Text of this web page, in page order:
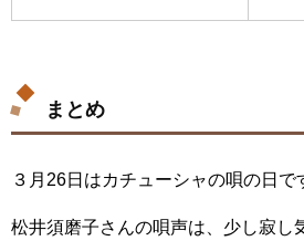
まとめ
３月26日はカチューシャの唄の日で
松井須磨子さんの唄声は、少し寂し